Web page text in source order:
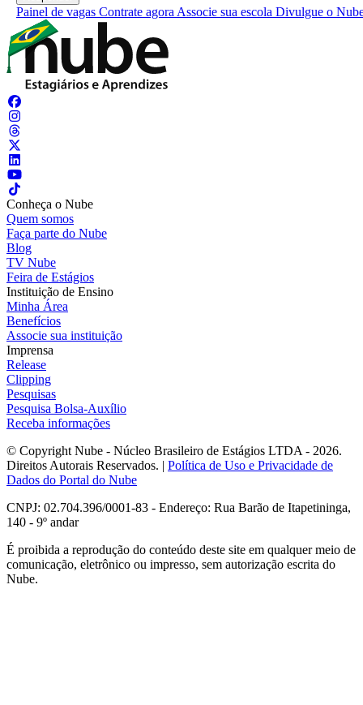
Painel de vagas Contrate agora Associe sua escola Divulgue o
Conheça o Nube
Quem somos
Faça parte do Nube
Blog
TV Nube
Feira de Estágios
Instituição de Ensino
Minha Área
Benefícios
Associe sua instituição
Imprensa
Release
Clipping
Pesquisas
Pesquisa Bolsa-Auxílio
Receba informações
© Copyright Nube - Núcleo Brasileiro de Estágios LTDA - 2026.
Direitos Autorais Reservados. | Política de Uso e Privacidade de
Dados do Portal do Nube
CNPJ: 02.704.396/0001-83 - Endereço: Rua Barão de Itapetininga,
140 - 9º andar
É proibida a reprodução do conteúdo deste site em qualquer meio de
comunicação, eletrônico ou impresso, sem autorização escrita do
Nube.